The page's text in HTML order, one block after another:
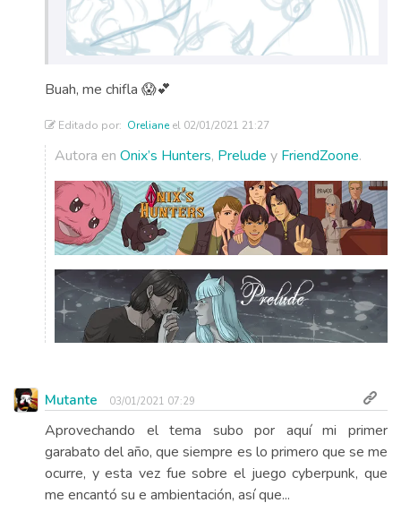
Buah, me chifla 😱💕
Editado por: Orelianeel 02/01/2021 21:27
Autora en Onix’s Hunters, Prelude y FriendZoone.
Mutante 03/01/2021 07:29
Aprovechando el tema subo por aquí mi primer
garabato del año, que siempre es lo primero que se me
ocurre, y esta vez fue sobre el juego cyberpunk, que
me encantó su e ambientación, así que...